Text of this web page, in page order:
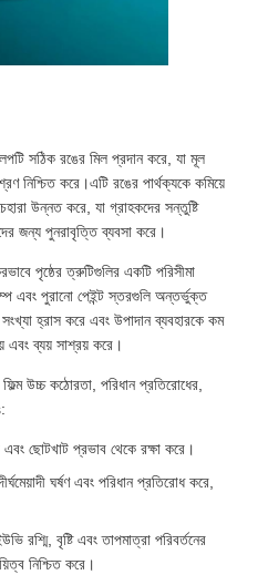
সঠিক রঙের মিল প্রদান করে, যা মূল
নিশ্চিত করে।এটি রঙের পার্থক্যকে কমিয়ে
উন্নত করে, যা গ্রাহকদের সন্তুষ্টি
জন্য পুনরাবৃত্তি ব্যবসা করে।
পৃষ্ঠের ত্রুটিগুলির একটি পরিসীমা
এবং পুরানো পেইন্ট স্তরগুলি অন্তর্ভুক্ত
হ্রাস করে এবং উপাদান ব্যবহারকে কম
এবং ব্যয় সাশ্রয় করে।
ফিল্ম উচ্চ কঠোরতা, পরিধান প্রতিরোধের,
এবং ছোটখাট প্রভাব থেকে রক্ষা করে।
ঘর্ষণ এবং পরিধান প্রতিরোধ করে,
রশ্মি, বৃষ্টি এবং তাপমাত্রা পরিবর্তনের
নিশ্চিত করে।